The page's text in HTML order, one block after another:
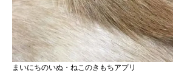
まいにちのいぬ・ねこのきもちアプリ